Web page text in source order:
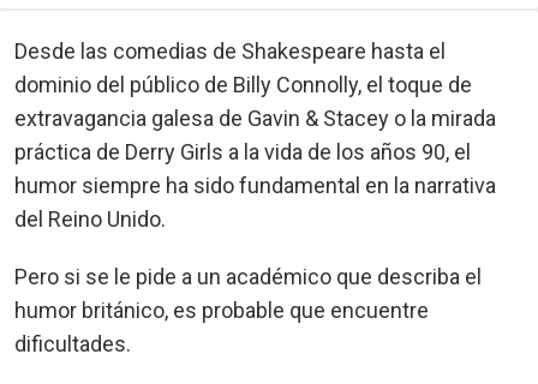
Desde las comedias de Shakespeare hasta el
dominio del público de Billy Connolly, el toque de
extravagancia galesa de Gavin & Stacey o la mirada
práctica de Derry Girls a la vida de los años 90, el
humor siempre ha sido fundamental en la narrativa
del Reino Unido.
Pero si se le pide a un académico que describa el
humor británico, es probable que encuentre
dificultades.